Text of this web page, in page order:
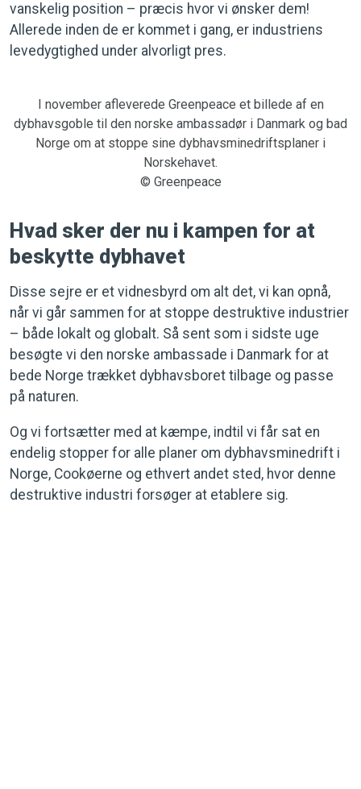
vanskelig position – præcis hvor vi ønsker dem!
Allerede inden de er kommet i gang, er industriens
levedygtighed under alvorligt pres.
I november afleverede Greenpeace et billede af en
dybhavsgoble til den norske ambassadør i Danmark og bad
Norge om at stoppe sine dybhavsminedriftsplaner i
Norskehavet.
© Greenpeace
Hvad sker der nu i kampen for at
beskytte dybhavet
Disse sejre er et vidnesbyrd om alt det, vi kan opnå,
når vi går sammen for at stoppe destruktive industrier
– både lokalt og globalt. Så sent som i sidste uge
besøgte vi den norske ambassade i Danmark for at
bede Norge trækket dybhavsboret tilbage og passe
på naturen.
Og vi fortsætter med at kæmpe, indtil vi får sat en
endelig stopper for alle planer om dybhavsminedrift i
Norge, Cookøerne og ethvert andet sted, hvor denne
destruktive industri forsøger at etablere sig.